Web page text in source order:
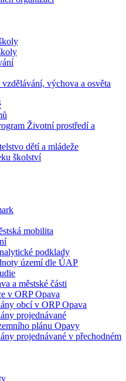
výchova a osvěta
Životní prostředí a
dětí a mládeže
školství
mobilita
podklady
území dle ÚAP
a městské části
v ORP Opava
obcí v ORP Opava
projednávané
plánu Opavy
projednávané v přechodném